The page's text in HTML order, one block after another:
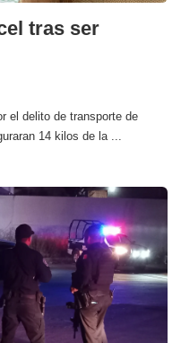
tras ser
el delito de transporte de
14 kilos de la ...